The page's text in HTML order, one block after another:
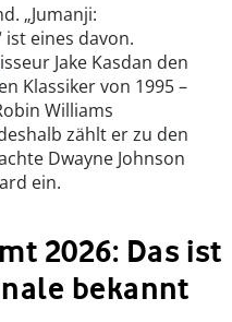
„Jumanji:
eines davon.
Jake Kasdan den
Klassiker von 1995 –
Williams
zählt er zu den
Dwayne Johnson
ein.
2026: Das ist
bekannt